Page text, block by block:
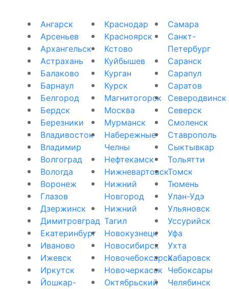
Ангарск
Арсеньев
Архангельск
Астрахань
Балаково
Барнаул
Белгород
Бердск
Березники
Владивосток
Владимир
Волгоград
Вологда
Воронеж
Глазов
Дзержинск
Димитровград
Екатеринбург
Иваново
Ижевск
Иркутск
Йошкар-
Краснодар
Красноярск
Кстово
Куйбышев
Курган
Курск
Магнитогорск
Москва
Мурманск
Набережные
Челны
Нефтекамск
Нижневартовск
Нижний
Новгород
Нижний
Тагил
Новокузнецк
Новосибирск
Новочебоксарск
Новочеркасск
Октябрьский
Самара
Санкт-
Петербург
Саранск
Сарапул
Саратов
Северодвинск
Северск
Смоленск
Ставрополь
Сыктывкар
Тольятти
Томск
Тюмень
Улан-Удэ
Ульяновск
Уссурийск
Уфа
Ухта
Хабаровск
Чебоксары
Челябинск